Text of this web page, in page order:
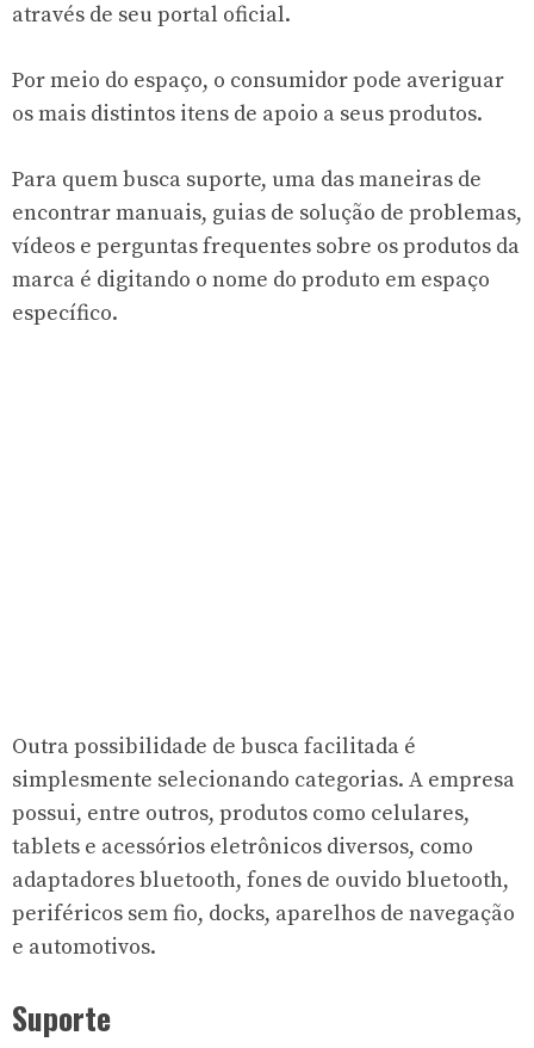
através de seu portal oficial.
Por meio do espaço, o consumidor pode averiguar
os mais distintos itens de apoio a seus produtos.
Para quem busca suporte, uma das maneiras de
encontrar manuais, guias de solução de problemas,
vídeos e perguntas frequentes sobre os produtos da
marca é digitando o nome do produto em espaço
específico.
Outra possibilidade de busca facilitada é
simplesmente selecionando categorias. A empresa
possui, entre outros, produtos como celulares,
tablets e acessórios eletrônicos diversos, como
adaptadores bluetooth, fones de ouvido bluetooth,
periféricos sem fio, docks, aparelhos de navegação
e automotivos.
Suporte